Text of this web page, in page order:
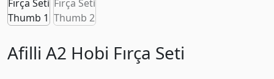
Afilli A2 Hobi Fırça Seti